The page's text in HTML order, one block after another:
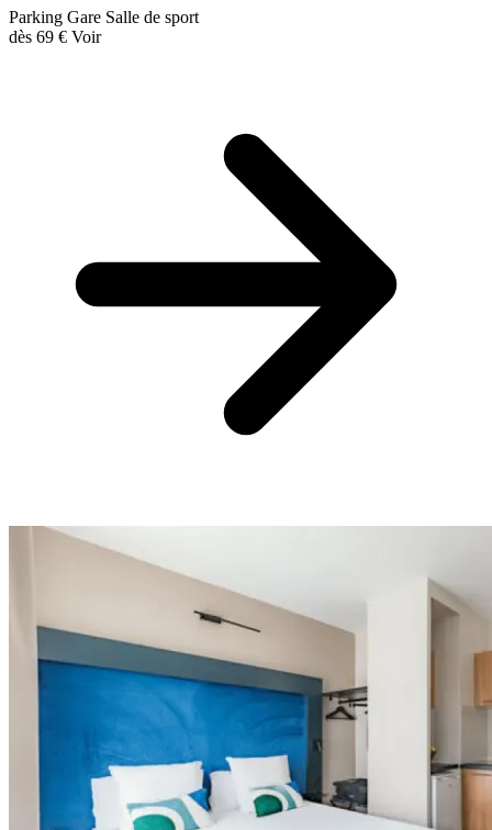
Parking Gare Salle de sport
dès 69 € Voir